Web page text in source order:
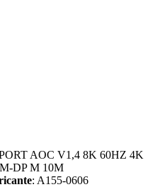
AOC V1,4 8K 60HZ 4K
DP M 10M
: A155-0606